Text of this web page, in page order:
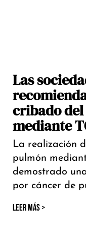
Las
cribado
mediante
La realización
pulmón
demostrado
por cáncer de
LEER MÁS >